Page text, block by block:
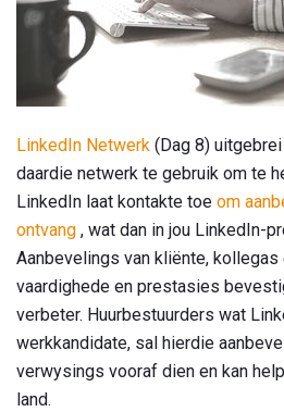
LinkedIn Netwerk (Dag 8)
daardie netwerk te gebruik om te
LinkedIn laat kontakte toe om
ontvang , wat dan in jou LinkedIn-
Aanbevelings van kliënte,
vaardighede en prestasies
verbeter. Huurbestuurders wat
werkkandidate, sal hierdie
verwysings vooraf dien en kan
land.